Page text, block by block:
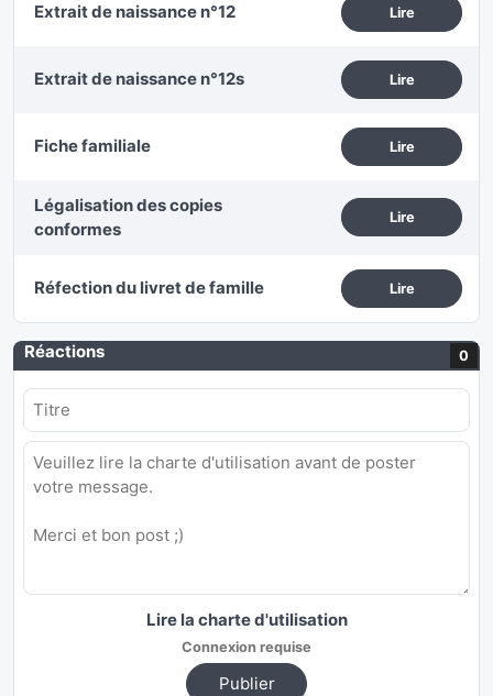
Extrait de naissance n°12 Lire
Extrait de naissance n°12s Lire
Fiche familiale Lire
Légalisation des copies
conformes
Lire
Réfection du livret de famille Lire
Réactions 0
Lire la charte d'utilisation
Connexion requise
Publier